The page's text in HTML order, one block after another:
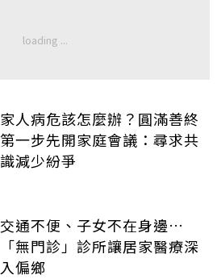
家人病危該怎麼辦？圓滿善終
第一步先開家庭會議：尋求共
識減少紛爭
交通不便、子女不在身邊…
「無門診」診所讓居家醫療深
入偏鄉